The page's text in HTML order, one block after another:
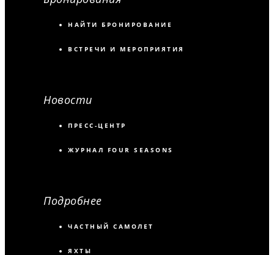
НАЙТИ БРОНИРОВАНИЕ
ВСТРЕЧИ И МЕРОПРИЯТИЯ
Новости
ПРЕСС-ЦЕНТР
ЖУРНАЛ FOUR SEASONS
Подробнее
ЧАСТНЫЙ САМОЛЕТ
ЯХТЫ